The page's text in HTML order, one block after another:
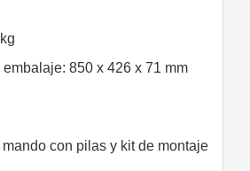
850 x 426 x 71 mm
mando con pilas y kit de montaje